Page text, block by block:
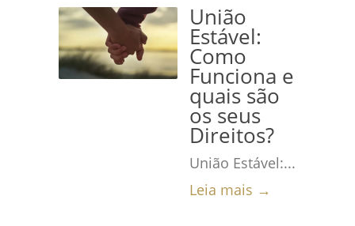
União
Estável:
Como
Funciona e
quais são
os seus
Direitos?
União Estável:...
Leia mais →